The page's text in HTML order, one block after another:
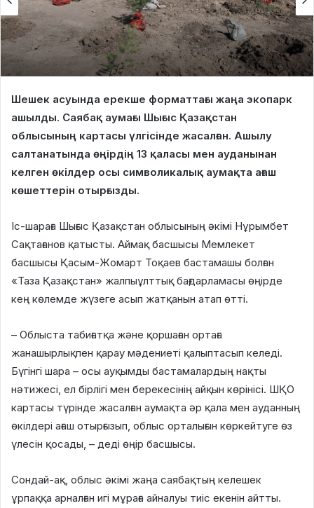
Шешек асуында ерекше форматтағы жаңа экопарк
ашылды. Саябақ аумағы Шығыс Қазақстан
облысының картасы үлгісінде жасалған. Ашылу
салтанатында өңірдің 13 қаласы мен ауданынан
келген өкілдер осы символикалық аумақта ағаш
көшеттерін отырғызды.
Іс-шараға Шығыс Қазақстан облысының әкімі Нұрымбет
Сақтағанов қатысты. Аймақ басшысы Мемлекет
басшысы Қасым-Жомарт Тоқаев бастамашы болған
«Таза Қазақстан» жалпыұлттық бағдарламасы өңірде
кең көлемде жүзеге асып жатқанын атап өтті.
– Облыста табиғатқа және қоршаған ортаға
жанашырлықпен қарау мәдениеті қалыптасып келеді.
Бүгінгі шара – осы ауқымды бастамалардың нақты
нәтижесі, ел бірлігі мен берекесінің айқын көрінісі. ШҚО
картасы түрінде жасалған аумақта әр қала мен ауданның
өкілдері ағаш отырғызып, облыс орталығын көркейтуге өз
үлесін қосады, – деді өңір басшысы.
Сондай-ақ, облыс әкімі жаңа саябақтың келешек
ұрпаққа арналған игі мұраға айналуы тиіс екенін айтты.